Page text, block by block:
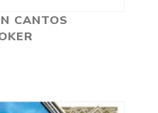
CANTOS